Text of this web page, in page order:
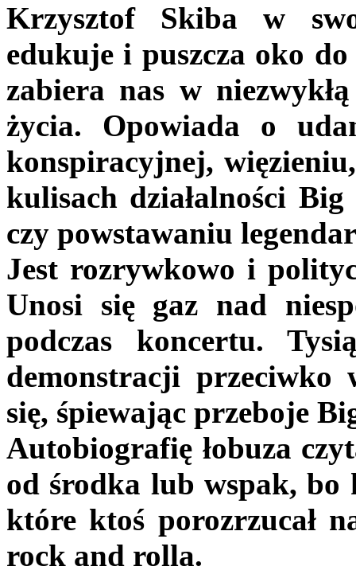
Krzysztof Skiba w
edukuje i puszcza oko
zabiera nas w
życia. Opowiada o
konspiracyjnej,
kulisach działalności
czy powstawaniu
Jest rozrywkowo i
Unosi się gaz nad
podczas koncertu.
demonstracji przeciwko
się, śpiewając przeboje
Autobiografię łobuza
od środka lub wspak, bo
które ktoś porozrzucał
rock and rolla.